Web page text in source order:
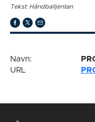
Tekst: Håndballjentan
Navn:
URL